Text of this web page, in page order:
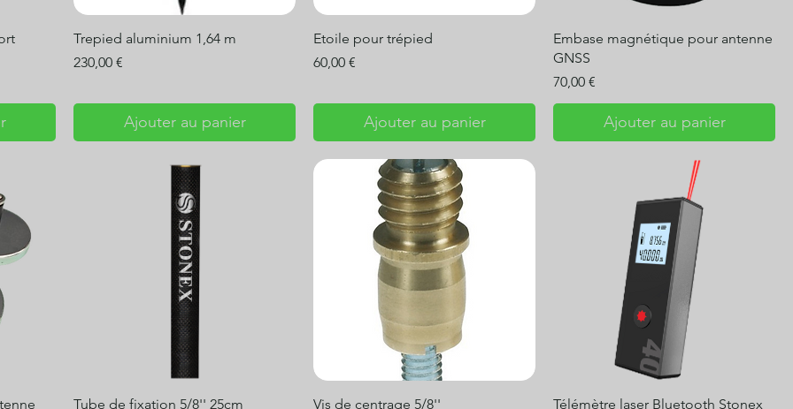
Trepied aluminium 1,64 m
Prix
230,00 €
Ajouter au panier
Etoile pour trépied
Prix
60,00 €
Ajouter au panier
Embase magnétique pour antenne
GNSS
Prix
70,00 €
Ajouter au panier
Tube de fixation 5/8'' 25cm Vis de centrage 5/8'' Télémètre laser Bluetooth Stonex